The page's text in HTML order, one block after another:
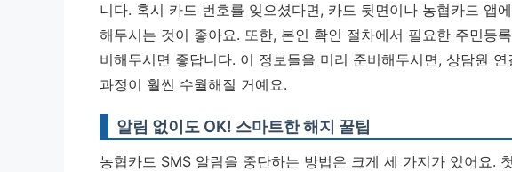
니다. 혹시 카드 번호를 잊으셨다면, 카드 뒷면이나 농협카드 앱
해두시는 것이 좋아요. 또한, 본인 확인 절차에서 필요한 주민등
비해두시면 좋답니다. 이 정보들을 미리 준비해두시면, 상담원
과정이 훨씬 수월해질 거예요.
알림 없이도 OK! 스마트한 해지 꿀팁
농협카드 SMS 알림을 중단하는 방법은 크게 세 가지가 있어요.